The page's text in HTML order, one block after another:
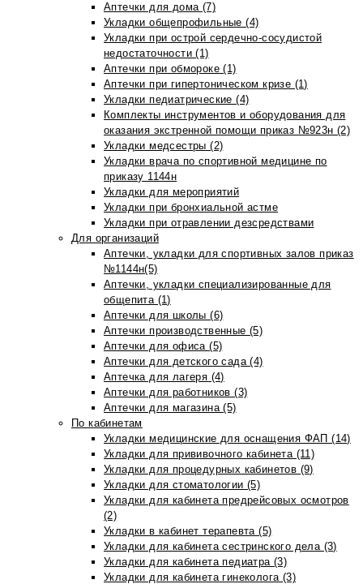
Аптечки для дома (7)
Укладки общепрофильные (4)
Укладки при острой сердечно-сосудистой
недостаточности (1)
Аптечки при обмороке (1)
Аптечки при гипертоническом кризе (1)
Укладки педиатрические (4)
Комплекты инструментов и оборудования для
оказания экстренной помощи приказ №923н (2)
Укладки медсестры (2)
Укладки врача по спортивной медицине по
приказу 1144н
Укладки для мероприятий
Укладки при бронхиальной астме
Укладки при отравлении дезсредствами
Для организаций
Аптечки, укладки для спортивных залов приказ
№1144н(5)
Аптечки, укладки специализированные для
общепита (1)
Аптечки для школы (6)
Аптечки производственные (5)
Аптечки для офиса (5)
Аптечки для детского сада (4)
Аптечка для лагеря (4)
Аптечки для работников (3)
Аптечки для магазина (5)
По кабинетам
Укладки медицинские для оснащения ФАП (14)
Укладки для прививочного кабинета (11)
Укладки для процедурных кабинетов (9)
Укладки для стоматологии (5)
Укладки для кабинета предрейсовых осмотров
(2)
Укладки в кабинет терапевта (5)
Укладки для кабинета сестринского дела (3)
Укладки для кабинета педиатра (3)
Укладки для кабинета гинеколога (3)